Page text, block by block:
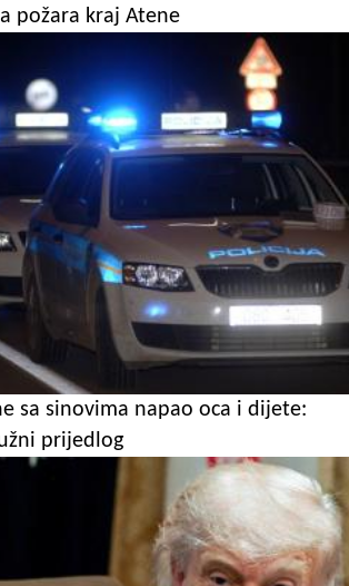
požara kraj Atene
sa sinovima napao oca i dijete:
prijedlog